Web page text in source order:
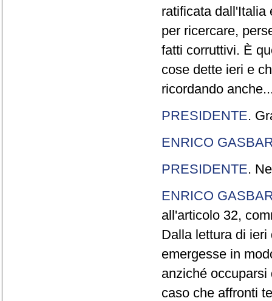
ratificata dall'Italia
per ricercare,
fatti corruttivi. È
cose dette ieri e
ricordando
PRESIDENTE.
ENRICO
PRESIDENTE.
ENRICO
all'articolo 32,
Dalla lettura di
emergesse in
anziché
caso che affronti